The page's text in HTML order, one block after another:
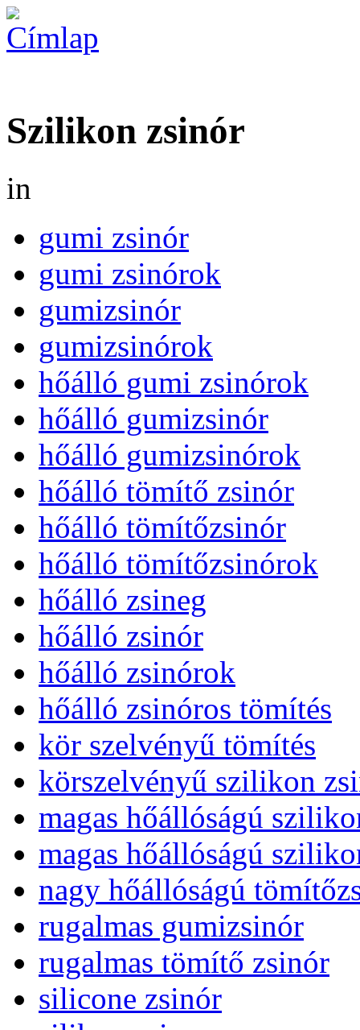
Szilikon zsinór
in
gumi zsinór
gumi zsinórok
gumizsinór
gumizsinórok
hőálló gumi zsinórok
hőálló gumizsinór
hőálló gumizsinórok
hőálló tömítő zsinór
hőálló tömítőzsinór
hőálló tömítőzsinórok
hőálló zsineg
hőálló zsinór
hőálló zsinórok
hőálló zsinóros tömítés
kör szelvényű tömítés
körszelvényű szilikon
magas hőállóságú
magas hőállóságú
nagy hőállóságú
rugalmas gumizsinór
rugalmas tömítő zsinór
silicone zsinór